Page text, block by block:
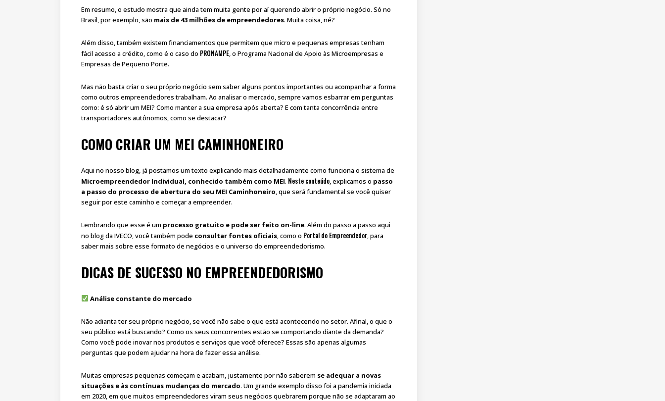
Em resumo, o estudo mostra que ainda tem muita gente por aí querendo abrir o próprio negócio. Só no
Brasil, por exemplo, são mais de 43 milhões de empreendedores. Muita coisa, né?
Além disso, também existem financiamentos que permitem que micro e pequenas empresas tenham
fácil acesso a crédito, como é o caso do PRONAMPE, o Programa Nacional de Apoio às Microempresas e
Empresas de Pequeno Porte.
Mas não basta criar o seu próprio negócio sem saber alguns pontos importantes ou acompanhar a forma
como outros empreendedores trabalham. Ao analisar o mercado, sempre vamos esbarrar em perguntas
como: é só abrir um MEI? Como manter a sua empresa após aberta? E com tanta concorrência entre
transportadores autônomos, como se destacar?
COMO CRIAR UM MEI CAMINHONEIRO
Aqui no nosso blog, já postamos um texto explicando mais detalhadamente como funciona o sistema de
Microempreendedor Individual, conhecido também como MEI. Neste conteúdo, explicamos o passo
a passo do processo de abertura do seu MEI Caminhoneiro, que será fundamental se você quiser
seguir por este caminho e começar a empreender.
Lembrando que esse é um processo gratuito e pode ser feito on-line. Além do passo a passo aqui
no blog da IVECO, você também pode consultar fontes oficiais, como o Portal do Empreendedor, para
saber mais sobre esse formato de negócios e o universo do empreendedorismo.
DICAS DE SUCESSO NO EMPREENDEDORISMO
Análise constante do mercado
Não adianta ter seu próprio negócio, se você não sabe o que está acontecendo no setor. Afinal, o que o
seu público está buscando? Como os seus concorrentes estão se comportando diante da demanda?
Como você pode inovar nos produtos e serviços que você oferece? Essas são apenas algumas
perguntas que podem ajudar na hora de fazer essa análise.
Muitas empresas pequenas começam e acabam, justamente por não saberem se adequar a novas
situações e às contínuas mudanças do mercado. Um grande exemplo disso foi a pandemia iniciada
em 2020, em que muitos empreendedores viram seus negócios quebrarem porque não se adaptaram ao